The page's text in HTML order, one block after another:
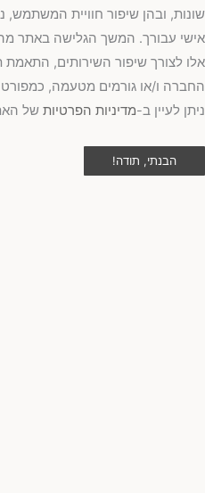
ובהן שיפור חוויית המשתמש,
עבורך. המשך הגלישה באתר
לצורך שיפור השירותים, התאמת
ו/או גורמים מטעמה, כמפורט
לעיין ב-מדיניות הפרטיותשל
הבנתי, תודה!